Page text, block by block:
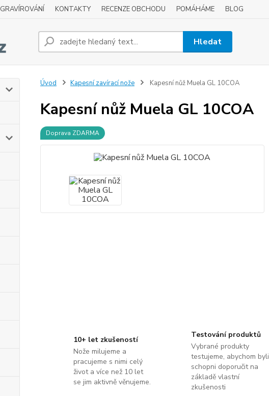
GRAVÍROVÁNÍ KONTAKTY RECENZE OBCHODU POMÁHÁME BLOG
Hledat
Úvod Kapesní zavírací nože Kapesní nůž Muela GL 10COA
Kapesní nůž Muela GL 10COA
Doprava ZDARMA
10+ let zkušeností
Nože milujeme a
pracujeme s nimi celý
život a více než 10 let
se jim aktivně věnujeme.
Testování produktů
Vybrané produkty
testujeme, abychom byli
schopni doporučit na
základě vlastní
zkušenosti